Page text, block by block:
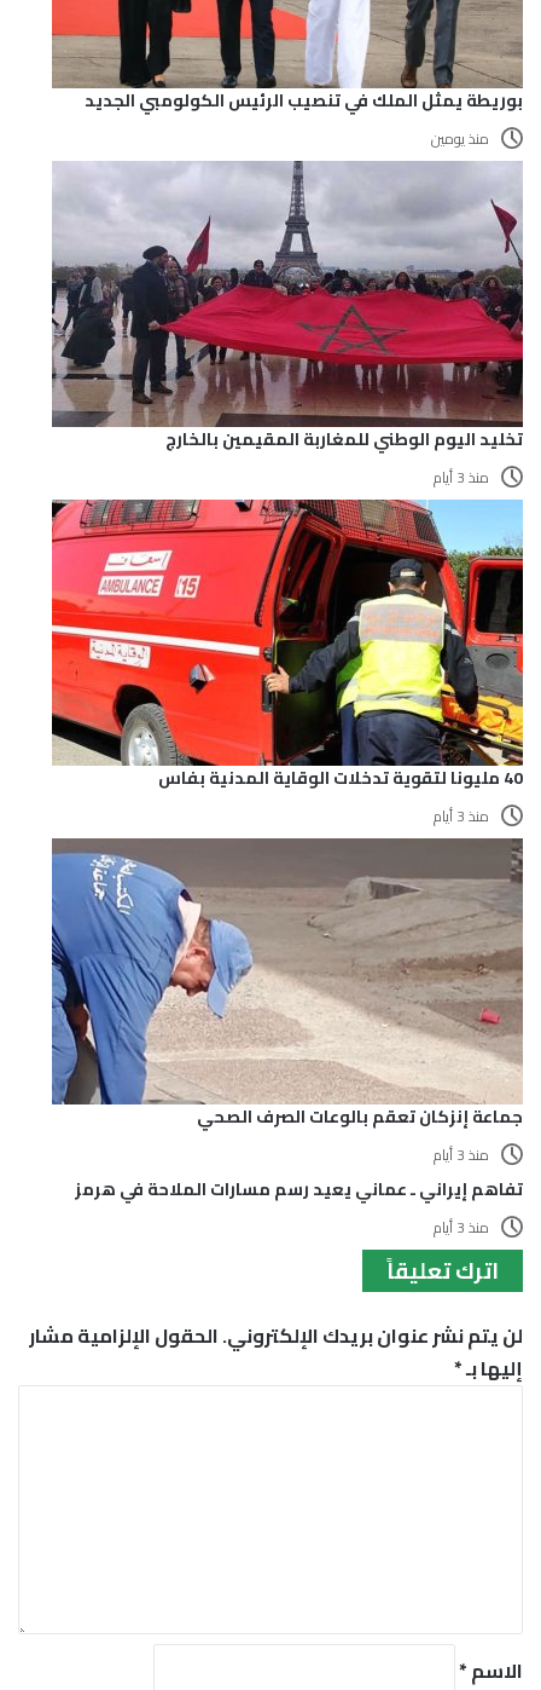
بوريطة يمثل الملك في تنصيب الرئيس الكولومبي الجديد
منذ يومين
تخليد اليوم الوطني للمغاربة المقيمين بالخارج
منذ 3 أيام
40 مليونا لتقوية تدخلات الوقاية المدنية بفاس
منذ 3 أيام
جماعة إنزكان تعقم بالوعات الصرف الصحي
منذ 3 أيام
تفاهم إيراني ـ عماني يعيد رسم مسارات الملاحة في هرمز
منذ 3 أيام
اترك تعليقاً
لن يتم نشر عنوان بريدك الإلكتروني.الحقول الإلزامية مشار
إليها بـ*
*
الاسم*